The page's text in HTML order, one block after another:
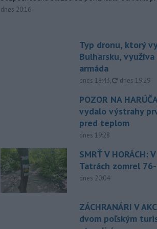
dnes 20:16
Typ dronu, ktorý
Bulharsku,
armáda
dnes 18:43, aktualizované
dnes 19:29
POZOR NA
vydalo výstrahy
pred teplom
dnes 19:28
SMRŤ V HORÁCH:
Tatrách zomrel
dnes 20:04
ZÁCHRANÁRI V
dvom poľským